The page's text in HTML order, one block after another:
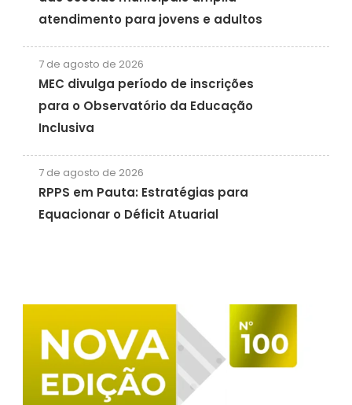
atendimento para jovens e adultos
7 de agosto de 2026
MEC divulga período de inscrições
para o Observatório da Educação
Inclusiva
7 de agosto de 2026
RPPS em Pauta: Estratégias para
Equacionar o Déficit Atuarial